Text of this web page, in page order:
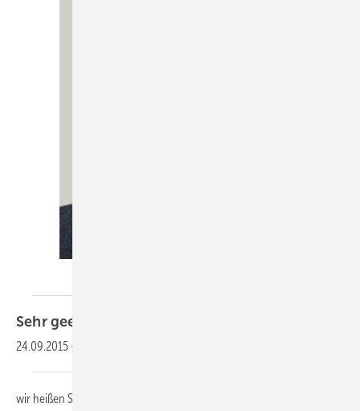
Sehr geehrte Leserinnen und
24.09.2015 -
wir heißen Sie herzlich willkommen zu unserem KK-Sondernewsletter